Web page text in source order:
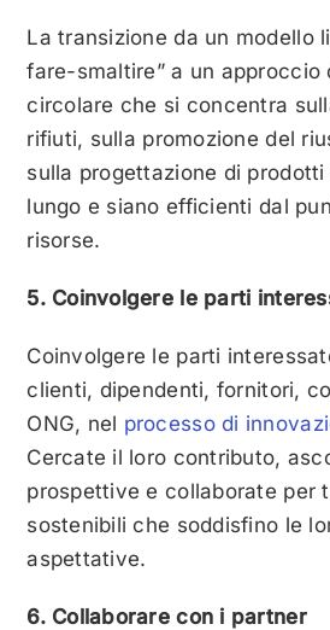
La transizione da un modello
fare-smaltire” a un approccio
circolare che si concentra
rifiuti, sulla promozione del
sulla progettazione di
lungo e siano efficienti dal
risorse.
5. Coinvolgere le parti
Coinvolgere le parti
clienti, dipendenti, fornitori,
ONG, nel processo di
Cercate il loro contributo,
prospettive e collaborate per
sostenibili che soddisfino le
aspettative.
6. Collaborare con i partner